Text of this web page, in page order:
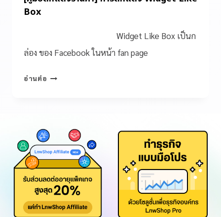
Box
Widget Like Box เป็นก
ล่อง ของ Facebook ในหน้า fan page
อ่านต่อ